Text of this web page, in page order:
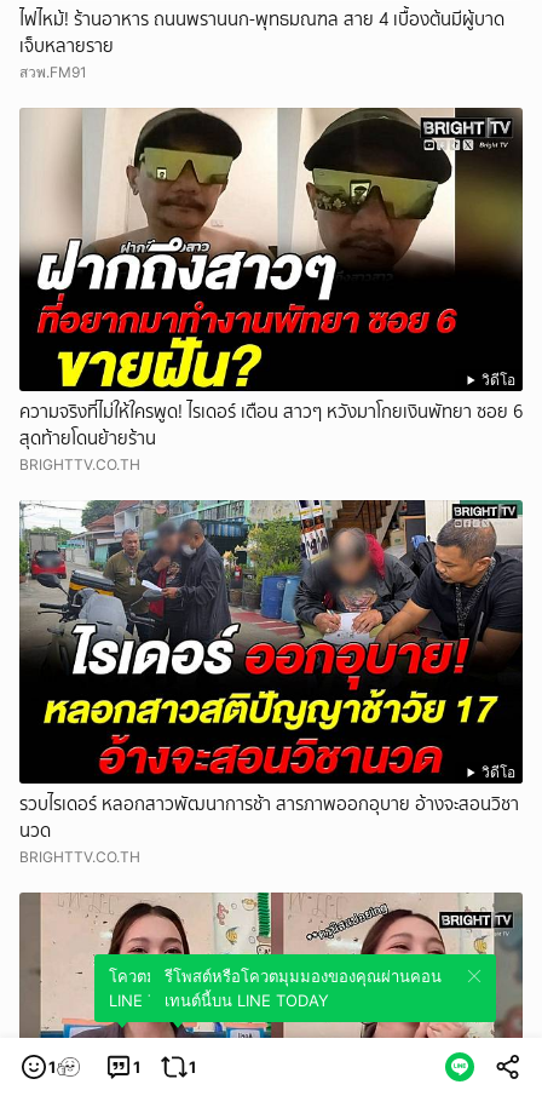
ไฟไหม้! ร้านอาหาร ถนนพรานนก-พุทธมณฑล สาย 4 เบื้องต้นมีผู้บาด
เจ็บหลายราย
สวพ.FM91
วิดีโอ
ความจริงที่ไม่ให้ใครพูด! ไรเดอร์ เตือน สาวๆ หวังมาโกยเงินพัทยา ซอย 6
สุดท้ายโดนย้ายร้าน
BRIGHTTV.CO.TH
วิดีโอ
รวบไรเดอร์ หลอกสาวพัฒนาการช้า สารภาพออกอุบาย อ้างจะสอนวิชา
นวด
BRIGHTTV.CO.TH
1 1
โควตมุมมองของคุณผ่านคอนเทนต์นี้บน
LINE TODAY
1
รีโพสต์หรือโควตมุมมองของคุณผ่านคอน
เทนต์นี้บน LINE TODAY